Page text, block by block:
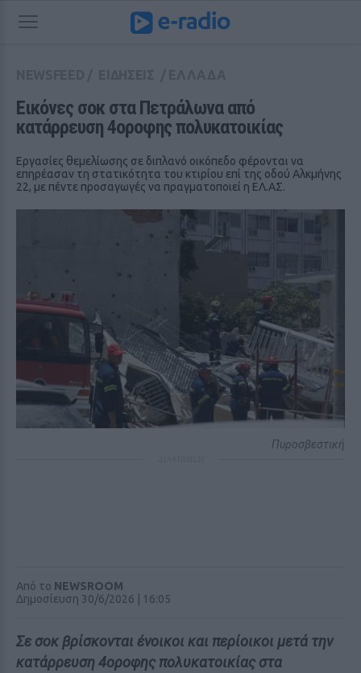
Εικόνες σοκ στα Πετράλωνα από
κατάρρευση 4οροφης πολυκατοικίας
Εργασίες θεμελίωσης σε διπλανό οικόπεδο φέρονται να
επηρέασαν τη στατικότητα του κτιρίου επί της οδού Αλκμήνης
22, με πέντε προσαγωγές να πραγματοποιεί η ΕΛ.ΑΣ.
Πυροσβεστική
Από το NEWSROOM
Δημοσίευση 30/6/2026 | 16:05
Σε σοκ βρίσκονται ένοικοι και περίοικοι μετά την
κατάρρευση 4οροφης πολυκατοικίας στα